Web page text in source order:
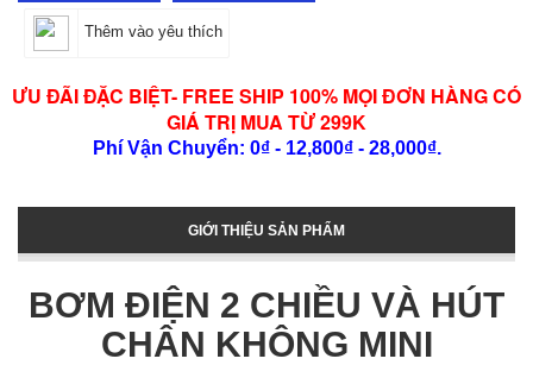
Thêm vào yêu thích
ƯU ĐÃI ĐẶC BIỆT- FREE SHIP 100% MỌI ĐƠN HÀNG CÓ
GIÁ TRỊ MUA TỪ 299K
Phí Vận Chuyển: 0₫ - 12,800₫ - 28,000₫.
GIỚI THIỆU SẢN PHẨM
BƠM ĐIỆN 2 CHIỀU VÀ HÚT
CHÂN KHÔNG MINI